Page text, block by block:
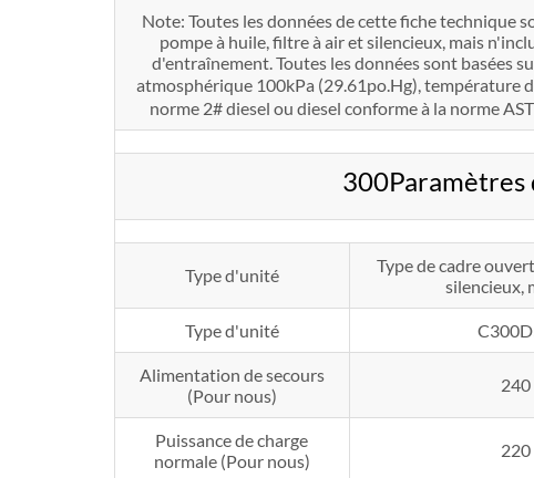
Note: Toutes les données de cette fiche technique
pompe à huile, filtre à air et silencieux, mais
d'entraînement. Toutes les données sont basées
atmosphérique 100kPa (29.61po.Hg), température
norme 2# diesel ou diesel conforme à la norme
300Paramètres
Type d'unité
Type de cadre
silencieux,
Type d'unité
Alimentation de secours
(Pour nous)
240
Puissance de charge
normale (Pour nous)
220